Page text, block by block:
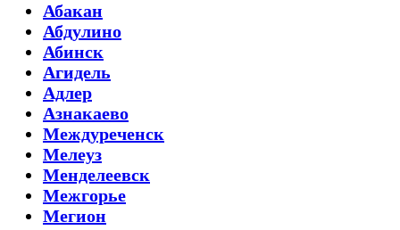
Абакан
Абдулино
Абинск
Агидель
Адлер
Азнакаево
Междуреченск
Мелеуз
Менделеевск
Межгорье
Мегион